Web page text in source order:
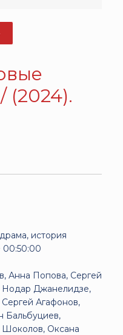
(2024).
история
00:50:00
Анна Попова, Сергей
Нодар Джанелидзе,
Агафонов,
Бальбуциев,
Шоколов, Оксана